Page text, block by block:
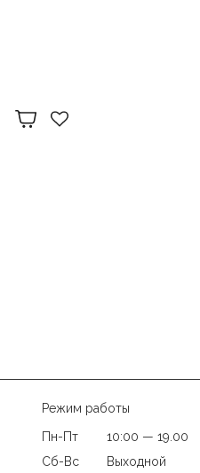
Режим работы
Пн-Пт
10:00 — 19.00
Сб-Вс
Выходной